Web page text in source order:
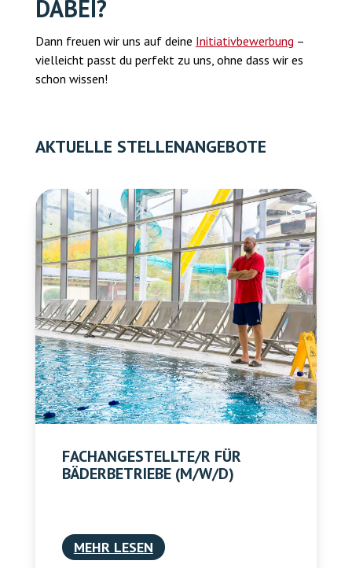
DABEI?
Dann freuen wir uns auf deine Initiativbewerbung –
vielleicht passt du perfekt zu uns, ohne dass wir es
schon wissen!
AKTUELLE STELLENANGEBOTE
FACHANGESTELLTE/R FÜR
BÄDERBETRIEBE (M/W/D)
MEHR LESEN